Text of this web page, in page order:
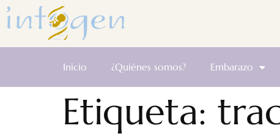
Inicio ¿Quiénes somos? Embarazo
Etiqueta: